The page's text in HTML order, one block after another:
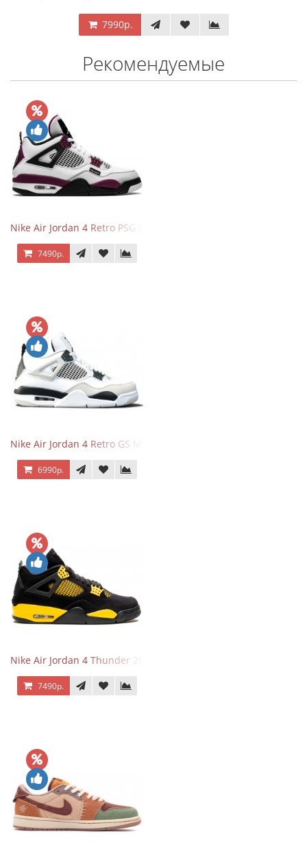
7990р.
Рекомендуемые
Nike Air Jordan 4 Retro PSG Paris Saint-Germain
7490р.
Nike Air Jordan 4 Retro GS Military Black
6990р.
Nike Air Jordan 4 Thunder 2023
7490р.